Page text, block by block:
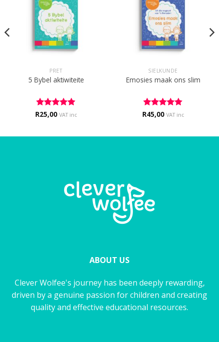
PRET
5 Bybel aktiwiteite
Rated 5
R25,00 VAT inc
SIELKUNDE
Emosies maak ons slim
Rated 5
R45,00 VAT inc
ABOUT US
Clever Wolfee's journey has been deeply rewarding,
driven by a genuine passion for children and creating
quality and effective educational resources.